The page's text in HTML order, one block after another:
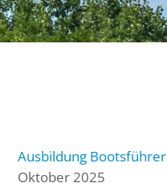
Ausbildung Bootsführer
Oktober 2025